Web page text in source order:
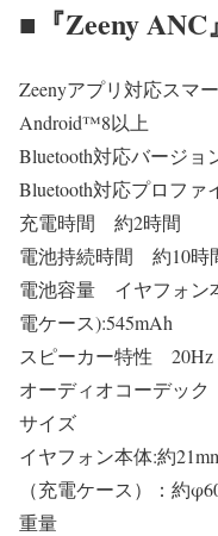
■『Zeeny
Zeenyアプリ対応スマ
Android™8以上
Bluetooth対応バージ
Bluetooth対応プロファ
充電時間 約2時間
電池持続時間 約10時
電池容量 イヤフォン
電ケース):545mAh
スピーカー特性 20Hz­
オーディオコーデッ
サイズ
イヤフォン本体:約
（充電ケース）：約
重量